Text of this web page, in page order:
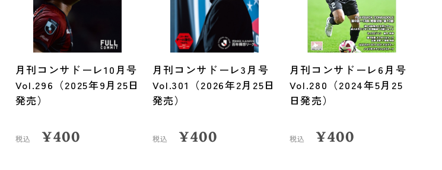
月刊コンサドーレ10月号
Vol.296（2025年9月25日
発売）
税込 ¥400
月刊コンサドーレ3月号
Vol.301（2026年2月25日
発売）
税込 ¥400
月刊コンサドーレ6月号
Vol.280（2024年5月25
日発売）
税込 ¥400